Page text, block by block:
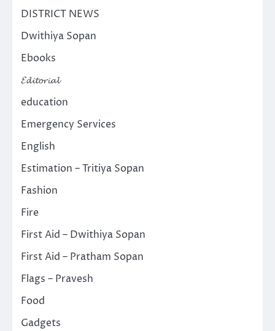
DISTRICT NEWS
Dwithiya Sopan
Ebooks
𝓔𝓭𝓲𝓽𝓸𝓻𝓲𝓪𝓵
education
Emergency Services
English
Estimation – Tritiya Sopan
Fashion
Fire
First Aid – Dwithiya Sopan
First Aid – Pratham Sopan
Flags – Pravesh
Food
Gadgets